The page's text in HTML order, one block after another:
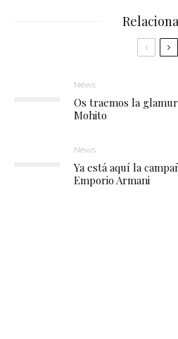
News
Os traemos la
Mohito
News
Ya está aquí la
Emporio Armani